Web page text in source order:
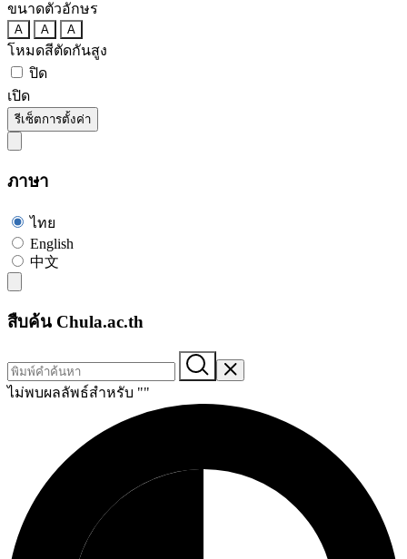
ขนาดตัวอักษร
A A A
โหมดสีตัดกันสูง
ปิด
เปิด
รีเซ็ตการตั้งค่า
ภาษา
ไทย
English
中文
สืบค้น Chula.ac.th
ไม่พบผลลัพธ์สำหรับ ""